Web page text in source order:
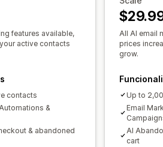
Rastreio do comportamento
Campanhas gota a gota
Campanhas
Tradução
de letra personalizados
Edição
de e-mail
Recolha de
Lista de captura de SMS
Direcionamento
features available,
active contacts
contacts
&
& abandoned
All AI email
prices
grow.
Up to
Email
AI
cart